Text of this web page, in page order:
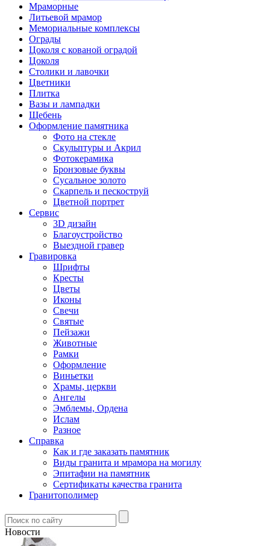
Мраморные
Литьевой мрамор
Мемориальные комплексы
Ограды
Цоколя с кованой оградой
Цоколя
Столики и лавочки
Цветники
Плитка
Вазы и лампадки
Щебень
Оформление памятника
Фото на стекле
Скульптуры и Акрил
Фотокерамика
Бронзовые буквы
Сусальное золото
Скарпель и пескоструй
Цветной портрет
Сервис
3D дизайн
Благоустройство
Выездной гравер
Гравировка
Шрифты
Кресты
Цветы
Иконы
Свечи
Святые
Пейзажи
Животные
Рамки
Оформление
Виньетки
Храмы, церкви
Ангелы
Эмблемы, Ордена
Ислам
Разное
Справка
Как и где заказать памятник
Виды гранита и мрамора на могилу
Эпитафии на памятник
Сертификаты качества гранита
Гранитополимер
Новости